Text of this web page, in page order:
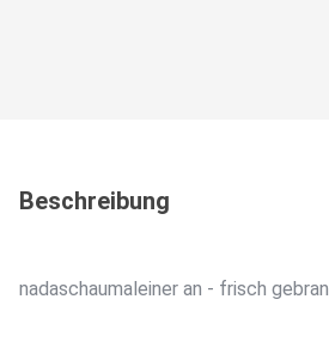
Beschreibung
nadaschaumaleiner an - frisch